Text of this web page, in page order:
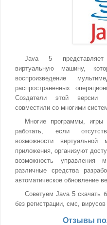
Java 5 представляет
виртуальную машину,
воспроизведение
распространенных
Создатели этой версии
совместили со многими
Многие программы, игры
работать, если
возможности виртуальной
приложения, организуют
возможность управления
различные средства
автоматическое обновление
Советуем Java 5 скачать
без регистрации, смс,
Отзывы